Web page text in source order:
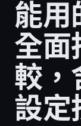
能用
全面
較，
設定